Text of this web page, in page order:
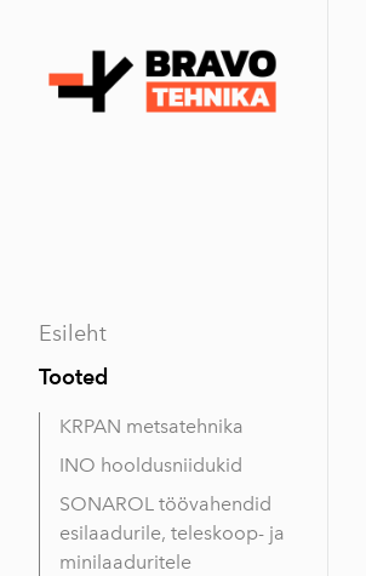
Esileht
Tooted
KRPAN metsatehnika
INO hooldusniidukid
SONAROL töövahendid
esilaadurile, teleskoop- ja
minilaaduritele